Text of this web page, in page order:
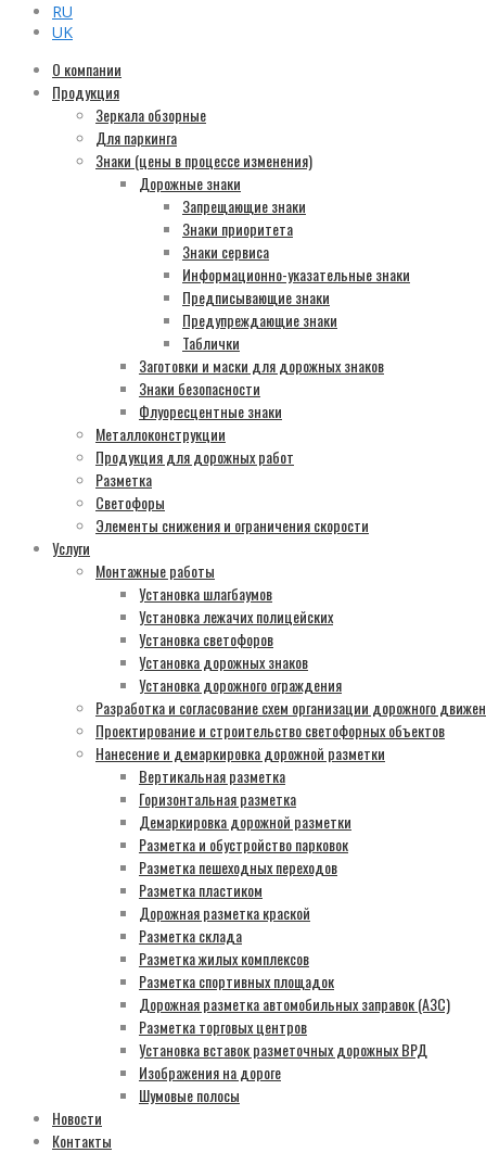
RU
UK
О компании
Продукция
Зеркала обзорные
Для паркинга
Знаки (цены в процессе изменения)
Дорожные знаки
Запрещающие знаки
Знаки приоритета
Знаки сервиса
Информационно-указательные знаки
Предписывающие знаки
Предупреждающие знаки
Таблички
Заготовки и маски для дорожных знаков
Знаки безопасности
Флуоресцентные знаки
Металлоконструкции
Продукция для дорожных работ
Разметка
Светофоры
Элементы снижения и ограничения скорости
Услуги
Монтажные работы
Установка шлагбаумов
Установка лежачих полицейских
Установка светофоров
Установка дорожных знаков
Установка дорожного ограждения
Разработка и согласование схем организации дорожного
Проектирование и строительство светофорных объектов
Нанесение и демаркировка дорожной разметки
Вертикальная разметка
Горизонтальная разметка
Демаркировка дорожной разметки
Разметка и обустройство парковок
Разметка пешеходных переходов
Разметка пластиком
Дорожная разметка краской
Разметка склада
Разметка жилых комплексов
Разметка спортивных площадок
Дорожная разметка автомобильных заправок (АЗС)
Разметка торговых центров
Установка вставок разметочных дорожных ВРД
Изображения на дороге
Шумовые полосы
Новости
Контакты